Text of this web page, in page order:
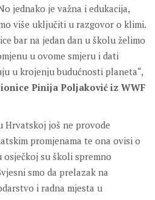
jednako je važna i edukacija,
više uključiti u razgovor o klimi.
bar na jedan dan u školu želimo
u ovome smjeru i dati
u krojenju budućnosti planeta“,
Pinija Poljaković iz WWF
Hrvatskoj još ne provode
promjenama te ona ovisi o
su školi spremno
smo da prelazak na
i radna mjesta u